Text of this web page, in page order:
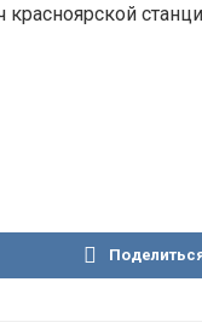
красноярской